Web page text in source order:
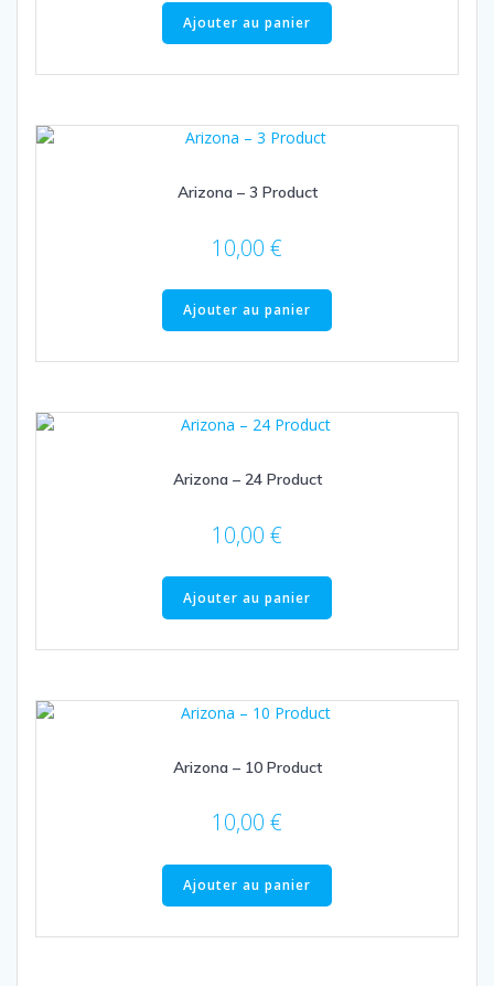
Ajouter au panier
Arizona – 3 Product
10,00 €
Ajouter au panier
Arizona – 24 Product
10,00 €
Ajouter au panier
Arizona – 10 Product
10,00 €
Ajouter au panier